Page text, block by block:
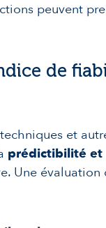
peuvent
de
et
prédictibilité et
Une